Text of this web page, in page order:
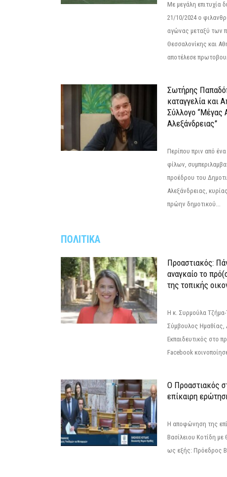
Με μεγάλη επιτυχία
21/10/2024 ο
αγώνας μεταξύ των
Θεσσαλονίκης και
αποτέλεσε
Σωτήρης
καταγγελία και
Σύλλογο “Μέγας
Αλεξάνδρειας”
Περίπου πριν από
φίλων,
προέδρου του
Αλεξάνδρειας,
πρώην δημοτικού...
ΠΟΛΙΤΙΚΑ
Προαστιακός:
αναγκαίο το
της τοπικής
Η κ. Συρμούλα
Σύμβουλος Ημαθίας,
Εκπαιδευτικός στο
Facebook
Ο Προαστιακός
επίκαιρη
Η αποφώνηση της
Βασίλειου Κοτίδη με
ως εξής: Πρόεδρος